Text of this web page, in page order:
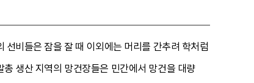
비들은 잠을 잘 때 이외에는 머리를 간추려 학처럼
생산 지역의 망건장들은 민간에서 망건을 대량